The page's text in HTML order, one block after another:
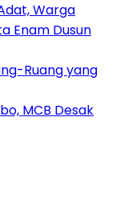
Warga
Enam Dusun
Ruang yang
MCB Desak